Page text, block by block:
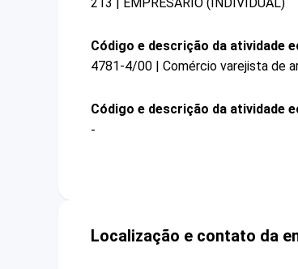
Código e descrição da atividade
4781-4/00 | Comércio varejista de
Código e descrição da atividade
-
Localização e contato da